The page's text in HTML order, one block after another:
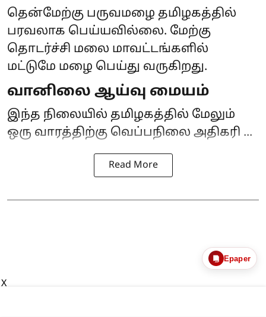
தென்மேற்கு பருவமழை தமிழகத்தில்
பரவலாக பெய்யவில்லை. மேற்கு
தொடர்ச்சி மலை மாவட்டங்களில்
மட்டுமே மழை பெய்து வருகிறது.
வானிலை ஆய்வு மையம்
இந்த நிலையில் தமிழகத்தில் மேலும்
ஒரு வாரத்திற்கு வெப்பநிலை அதிகரி ...
Read More
Epaper
X